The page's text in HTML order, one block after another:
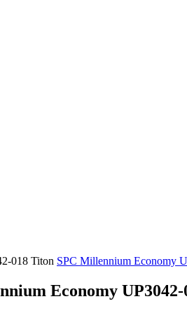
018 Titon SPC Millennium Economy
Economy